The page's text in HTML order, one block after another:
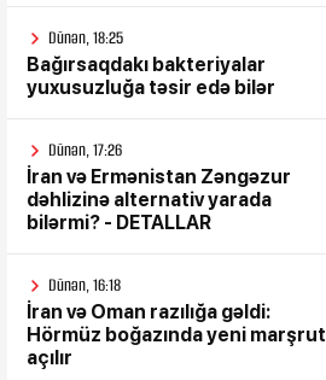
Dünən, 18:25
Bağırsaqdakı bakteriyalar
yuxusuzluğa təsir edə bilər
Dünən, 17:26
İran və Ermənistan Zəngəzur
dəhlizinə alternativ yarada
bilərmi? - DETALLAR
Dünən, 16:18
İran və Oman razılığa gəldi:
Hörmüz boğazında yeni marşrut
açılır